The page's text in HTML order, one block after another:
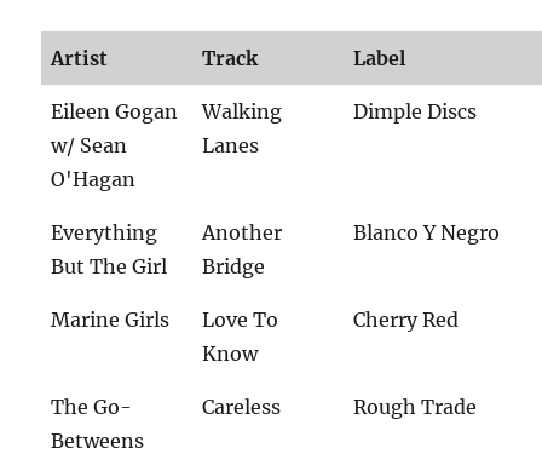
Artist Track Label
Eileen Gogan
w/ Sean
O'Hagan
Walking
Lanes
Dimple Discs
Everything
But The Girl
Another
Bridge
Blanco Y Negro
Marine Girls
Love To
Know
Cherry Red
The Go-
Betweens
Careless Rough Trade